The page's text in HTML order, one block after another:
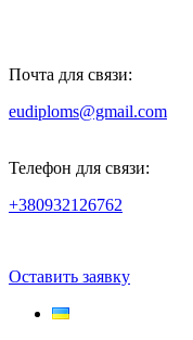
Почта для связи:
eudiploms@gmail.com
Телефон для связи:
+380932126762
Оставить заявку